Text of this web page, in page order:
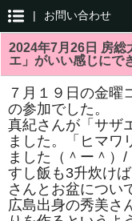
| お問い合わせ
2024年7月26日 房総
エ」がいい感じにで
７月１９日の金曜
の参加でした。
真紀さんが「サザ
ました。「ヒマワ
ました（＾ー＾）/
すし飯も3升炊け
さんとお盆につい
広島出身の秀美さ